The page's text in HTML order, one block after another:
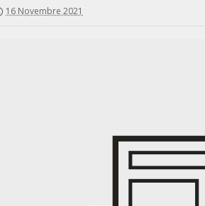
16 Novembre 2021